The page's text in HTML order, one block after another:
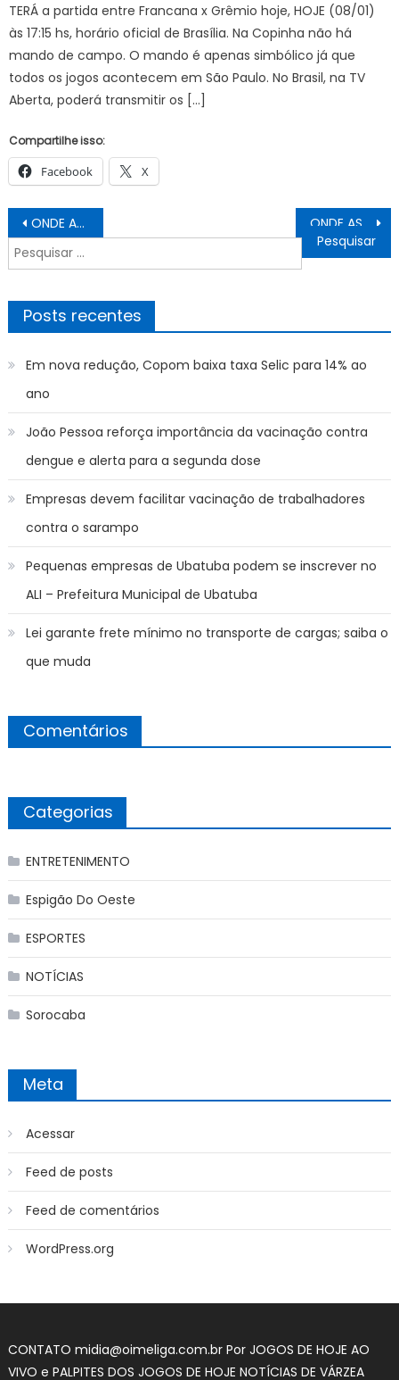
TERÁ a partida entre Francana x Grêmio hoje, HOJE (08/01)
às 17:15 hs, horário oficial de Brasília. Na Copinha não há
mando de campo. O mando é apenas simbólico já que
todos os jogos acontecem em São Paulo. No Brasil, na TV
Aberta, poderá transmitir os […]
Compartilhe isso:
Facebook X
Navegação
de
Post
ONDE ASSISTIR Nova Iguaçu x Portuguesa e Santo André x Resende AO VIVO COM IMAGENS Campeonato Brasileiro série D 2023, HOJE (27/05)
Pesquisar
por:
Posts recentes
Em nova redução, Copom baixa taxa Selic para 14% ao
ano
João Pessoa reforça importância da vacinação contra
dengue e alerta para a segunda dose
Empresas devem facilitar vacinação de trabalhadores
contra o sarampo
Pequenas empresas de Ubatuba podem se inscrever no
ALI – Prefeitura Municipal de Ubatuba
Lei garante frete mínimo no transporte de cargas; saiba o
que muda
Comentários
Categorias
ENTRETENIMENTO
Espigão Do Oeste
ESPORTES
NOTÍCIAS
Sorocaba
Meta
Acessar
Feed de posts
Feed de comentários
WordPress.org
CONTATO midia@oimeliga.com.br Por JOGOS DE HOJE AO
VIVO e PALPITES DOS JOGOS DE HOJE NOTÍCIAS DE VÁRZEA